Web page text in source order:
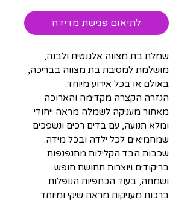
לתיאום פגישת מדידה
שמלת בת מצווה אלגנטית ולבנה,
מושלמת למסיבת בת מצווה בבריכה,
באולם או בכל אירוע מיוחד.
הגזרה הקצרה מקדימה והארוכה
מאחור מעניקה לשמלה מראה ייחודי
ומלא תנועה, עם בדים רכים ונשפכים
שמחמיאים לכל ילדה ובכל מידה.
שכבות הבד הקלילות מתנפנפות
בריקודים ויוצרות תחושת חופש
ושמחה, בעוד הכתפיות הנופלות
ברכות מעניקות מראה שיקי ומיוחד